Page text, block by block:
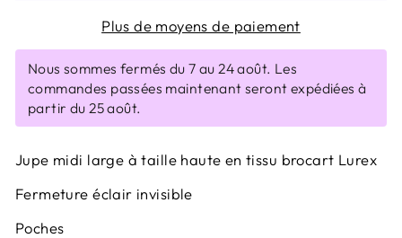
Plus de moyens de paiement
Nous sommes fermés du 7 au 24 août. Les
commandes passées maintenant seront expédiées à
partir du 25 août.
Jupe midi large à taille haute en tissu brocart Lurex
Fermeture éclair invisible
Poches